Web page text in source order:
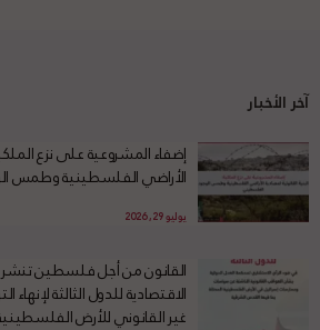
آخر الأخبار
إضفاء المشروعية على نزع
الأراضي الفلسطينية وطمس
يوليو 29, 2026
القانون من أجل فلسطين تنشر
الاقتصادية للدول الثالثة لإنهاء
غير القانوني للأرض